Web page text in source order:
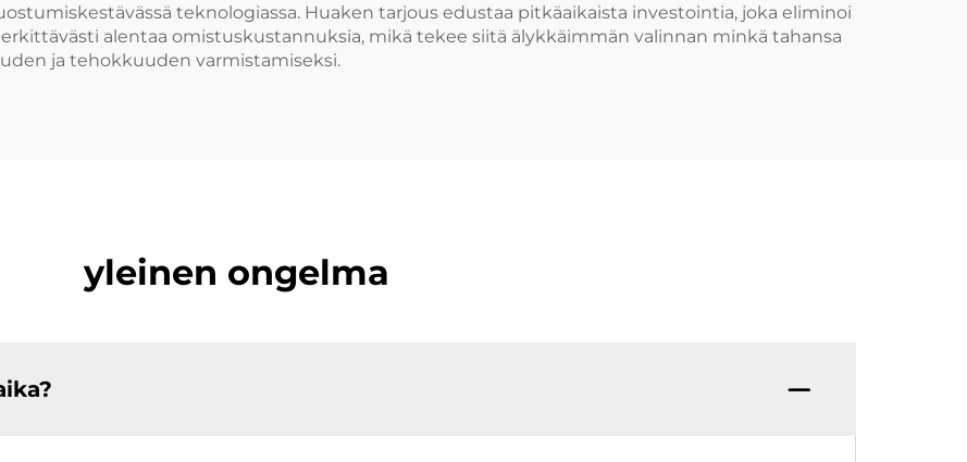
teknologiassa. Huaken tarjous edustaa pitkäaikaista investointia, joka eliminoi
alentaa omistuskustannuksia, mikä tekee siitä älykkäimmän valinnan minkä tahansa
ja tehokkuuden varmistamiseksi.
yleinen ongelma